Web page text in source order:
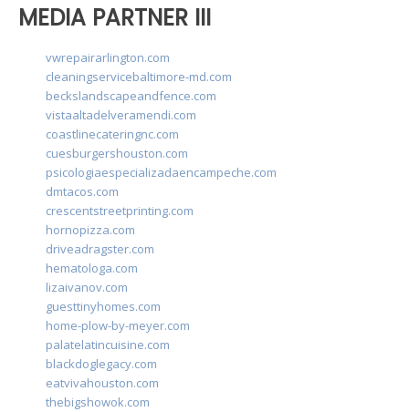
MEDIA PARTNER III
vwrepairarlington.com
cleaningservicebaltimore-md.com
beckslandscapeandfence.com
vistaaltadelveramendi.com
coastlinecateringnc.com
cuesburgershouston.com
psicologiaespecializadaencampeche.com
dmtacos.com
crescentstreetprinting.com
hornopizza.com
driveadragster.com
hematologa.com
lizaivanov.com
guesttinyhomes.com
home-plow-by-meyer.com
palatelatincuisine.com
blackdoglegacy.com
eatvivahouston.com
thebigshowok.com